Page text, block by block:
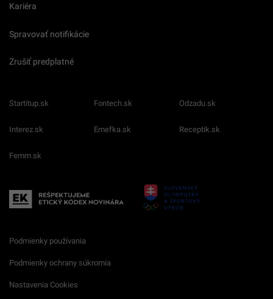
Kariéra
Spravovať notifikácie
Zrušiť predplatné
Startitup.sk Fontech.sk Odzadu.sk
Interez.sk Emefka.sk Receptik.sk
Femm.sk
Podmienky používania
Podmienky ochrany súkromia
Nastavenia Cookies